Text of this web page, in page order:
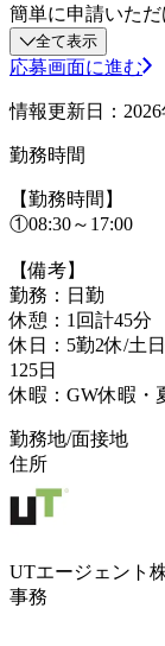
簡単に申請いた
全て表示
応募画面に進む
情報更新日：2026
勤務時間
【勤務時間】
①08:30～17:00
【備考】
勤務：日勤
休憩：1回計45分
休日：5勤2休/土
125日
休暇：GW休暇・
勤務地/面接地
住所
UTエージェント
事務